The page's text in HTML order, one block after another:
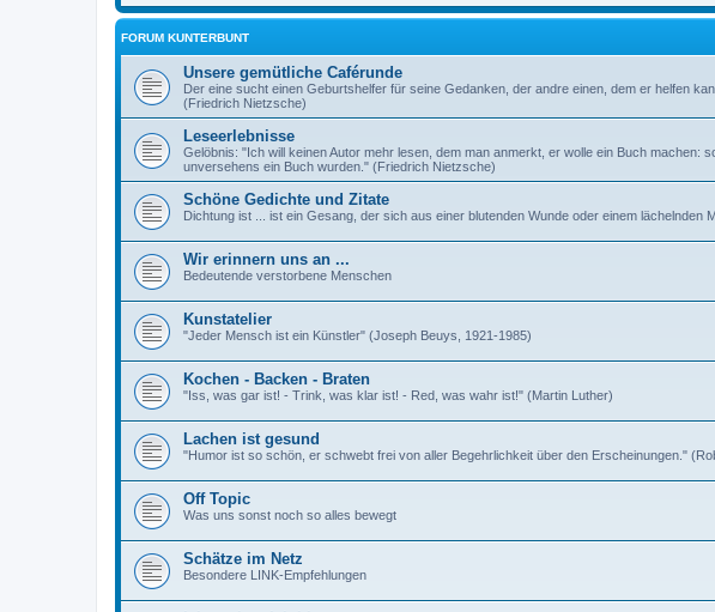
FORUM KUNTERBUNT
Unsere gemütliche Caférunde
Der eine sucht einen Geburtshelfer für seine Gedanken, der andre einen, dem er helfen
(Friedrich Nietzsche)
Leseerlebnisse
Gelöbnis: "Ich will keinen Autor mehr lesen, dem man anmerkt, er wolle ein Buch machen:
unversehens ein Buch wurden." (Friedrich Nietzsche)
Schöne Gedichte und Zitate
Dichtung ist ... ist ein Gesang, der sich aus einer blutenden Wunde oder einem lächelnden
Wir erinnern uns an ...
Bedeutende verstorbene Menschen
Kunstatelier
"Jeder Mensch ist ein Künstler" (Joseph Beuys, 1921-1985)
Kochen - Backen - Braten
"Iss, was gar ist! - Trink, was klar ist! - Red, was wahr ist!" (Martin Luther)
Lachen ist gesund
"Humor ist so schön, er schwebt frei von aller Begehrlichkeit über den Erscheinungen."
Off Topic
Was uns sonst noch so alles bewegt
Schätze im Netz
Besondere LINK-Empfehlungen